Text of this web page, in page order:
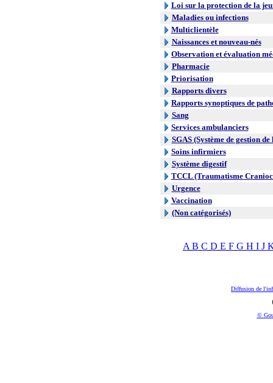
Loi sur la protection de la
Maladies ou infections
Multiclientèle
Naissances et nouveau-nés
Observation et évaluation
Pharmacie
Priorisation
Rapports divers
Rapports synoptiques de
Sang
Services ambulanciers
SGAS (Système de gestion
Soins infirmiers
Système digestif
TCCL (Traumatisme
Urgence
Vaccination
(Non catégorisés)
A B C D E F G H I J
Diffusion de
©